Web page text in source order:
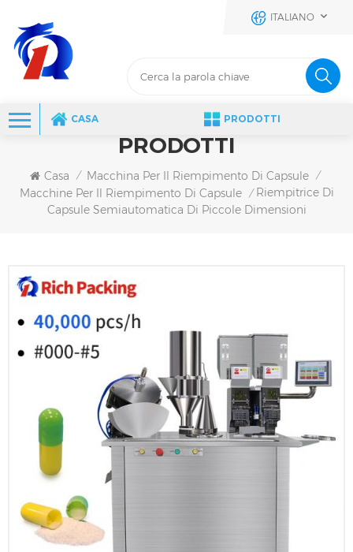
ITALIANO
CASA PRODOTTI
PRODOTTI
Casa / Macchina Per Il Riempimento Di Capsule /
Macchine Per Il Riempimento Di Capsule / Riempitrice Di
Capsule Semiautomatica Di Piccole Dimensioni